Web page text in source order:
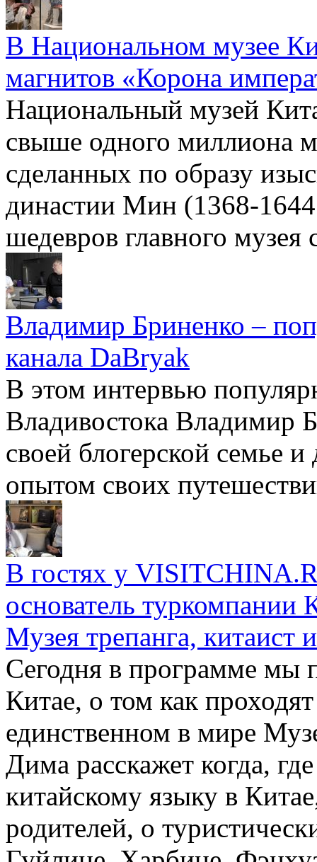
В Национальном музее
магнитов «Корона
Национальный музей
свыше одного миллиона
сделанных по образу
династии Мин (1368-1644
шедевров главного музея
Владимир Бриненко –
канала DaBryak
В этом интервью
Владивостока Владимир
своей блогерской семье
опытом своих
В гостях у
основатель
Музея трепанга, китаист
Сегодня в программе мы
Китае, о том как
единственном в мире
Дима расскажет когда,
китайскому языку в
родителей, о